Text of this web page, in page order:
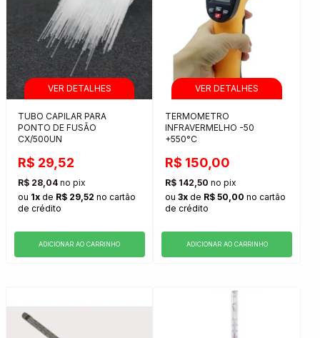
TUBO CAPILAR PARA
PONTO DE FUSÃO
CX/500UN
R$ 29,52
R$ 28,04 no pix
ou 1x de R$ 29,52 no cartão
de crédito
ADICIONAR AO CARRINHO
TERMOMETRO
INFRAVERMELHO -50
+550°C
R$ 150,00
R$ 142,50 no pix
ou3x de R$ 50,00 no cartão
de crédito
ADICIONAR AO CARRINHO